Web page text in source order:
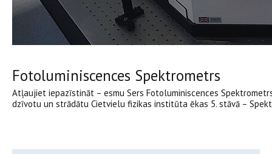
Fotoluminiscences Spektrometrs
Atļaujiet iepazīstināt – esmu Sers Fotoluminiscences
dzīvotu un strādātu Cietvielu fizikas institūta ēkas 5. stāvā –